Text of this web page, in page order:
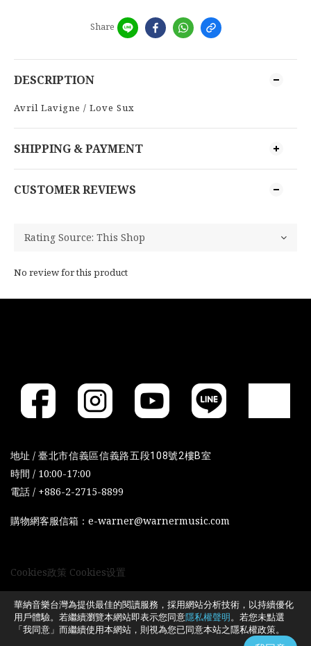
Share
DESCRIPTION
Avril Lavigne / Love Sux
SHIPPING & PAYMENT
CUSTOMER REVIEWS
No review for this product
地址 / 臺北市信義區信義路五段108號2樓B室
時間 / 10:00-17:00
電話 / +886-2-2715-8899
購物網客服信箱：e-warner@warnermusic.com
Cookies政策 Cookies设置
華納音樂台灣為提供最佳的閱讀服務，採用網站分析技術，以持續優化
用戶體驗。若繼續瀏覽本網站即表示您同意隱私權聲明。若您未點選
「我同意」而繼續使用本網站，則視為您已同意本站之隱私權政策。